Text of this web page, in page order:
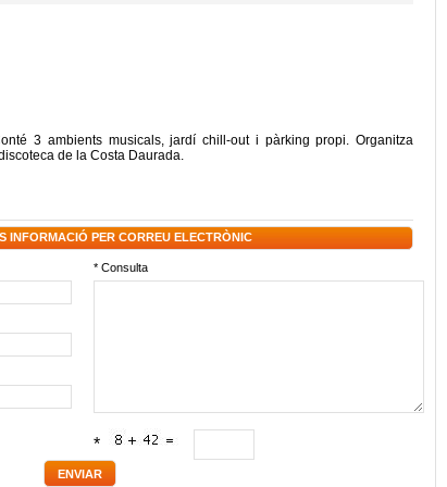
3 ambients musicals, jardí chill-out i pàrking propi. Organitza
de la Costa Daurada.
INFORMACIÓ PER CORREU ELECTRÒNIC
* Consulta
*